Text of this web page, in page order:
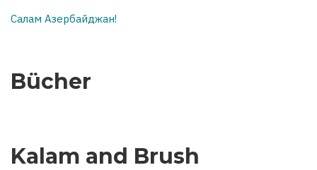
Салам Азербайджан!
Bücher
Kalam and Brush